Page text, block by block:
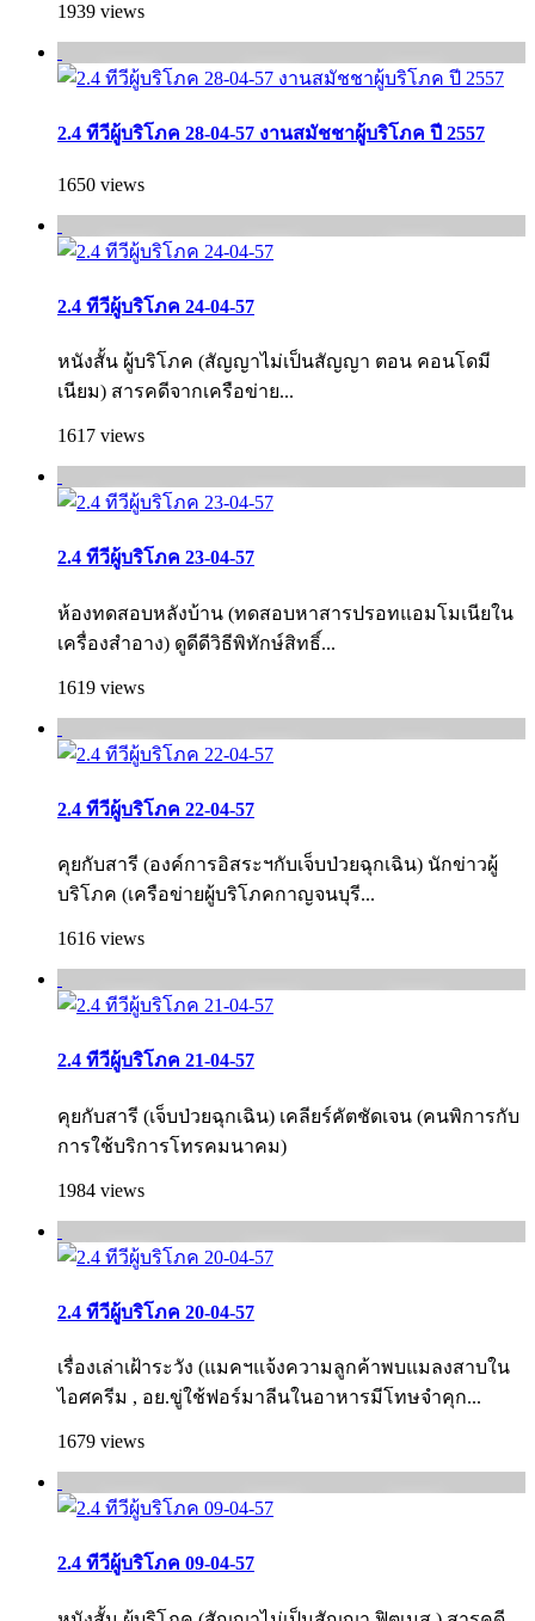
1939 views
2.4 ทีวีผู้บริโภค 28-04-57 งานสมัชชาผู้บริโภค ปี 2557
1650 views
2.4 ทีวีผู้บริโภค 24-04-57
หนังสั้น ผู้บริโภค (สัญญาไม่เป็นสัญญา ตอน คอนโดมี
เนียม) สารคดีจากเครือข่าย...
1617 views
2.4 ทีวีผู้บริโภค 23-04-57
ห้องทดสอบหลังบ้าน (ทดสอบหาสารปรอทแอมโมเนียใน
เครื่องสำอาง) ดูดีดีวิธีพิทักษ์สิทธิ์...
1619 views
2.4 ทีวีผู้บริโภค 22-04-57
คุยกับสารี (องค์การอิสระฯกับเจ็บป่วยฉุกเฉิน) นักข่าวผู้
บริโภค (เครือข่ายผู้บริโภคกาญจนบุรี...
1616 views
2.4 ทีวีผู้บริโภค 21-04-57
คุยกับสารี (เจ็บป่วยฉุกเฉิน) เคลียร์คัตชัดเจน (คนพิการกับ
การใช้บริการโทรคมนาคม)
1984 views
2.4 ทีวีผู้บริโภค 20-04-57
เรื่องเล่าเฝ้าระวัง (แมคฯแจ้งความลูกค้าพบแมลงสาบใน
ไอศครีม , อย.ขู่ใช้ฟอร์มาลีนในอาหารมีโทษจำคุก...
1679 views
2.4 ทีวีผู้บริโภค 09-04-57